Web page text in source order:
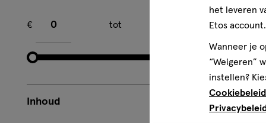
€
tot
Inhoud
het leveren
Etos account.
Wanneer je
“Weigeren”
instellen?
Cookiebeleid